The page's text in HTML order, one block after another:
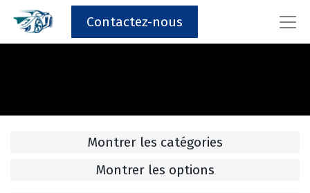
Contactez-nous
Montrer les catégories
Montrer les options